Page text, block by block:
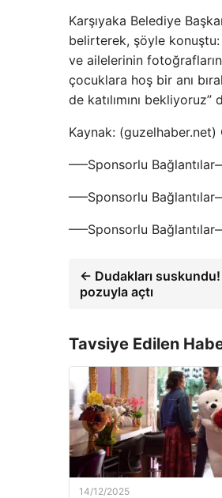
Karşıyaka Belediye
belirterek, şöyle konuştu:
ve ailelerinin
çocuklara hoş bir anı
de katılımını bekliyoruz”
Kaynak: (guzelhaber.net)
—–Sponsorlu
—–Sponsorlu
—–Sponsorlu
← Dudakları
pozuyla açtı
Tavsiye Edilen
14/12/2025